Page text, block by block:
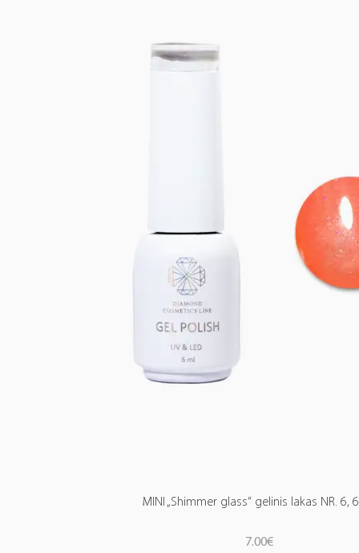
MINI „Shimmer glass“ gelinis lakas NR. 6,
7.00€